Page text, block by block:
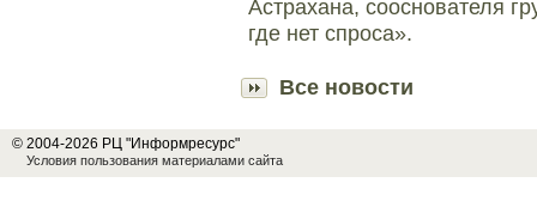
Астрахана, сооснователя
где нет спроса».
Все новости
© 2004-2026 РЦ "Информресурс"
Условия пользования материалами сайта